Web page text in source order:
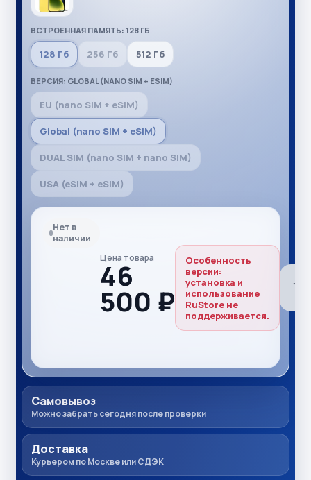
ВСТРОЕННАЯ ПАМЯТЬ: 128 ГБ
128 Гб 256 Гб 512 Гб
ВЕРСИЯ: GLOBAL (NANO SIM + ESIM)
EU (nano SIM + eSIM)
Global (nano SIM + eSIM)
DUAL SIM (nano SIM + nano SIM)
USA (eSIM + eSIM)
Нет в
наличии
Цена товара
46
500 ₽
Особенность
версии:
установка и
использование
RuStore не
поддерживается.
Самовывоз
Можно забрать сегодня после проверки
Доставка
Курьером по Москве или СДЭК